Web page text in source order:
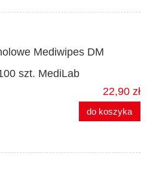
Mediwipes DM
szt. MediLab
22,90 zł
do koszyka